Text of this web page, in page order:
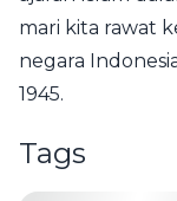
mari kita rawat
negara
1945.
Tags